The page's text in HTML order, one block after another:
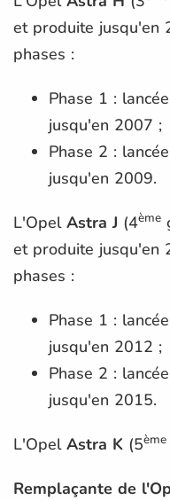
et produite jusqu'en
phases :
Phase 1 :
jusqu'en 2007 ;
Phase 2 :
jusqu'en 2009.
L'Opel Astra J (4ème
et produite jusqu'en
phases :
Phase 1 :
jusqu'en 2012 ;
Phase 2 :
jusqu'en 2015.
L'Opel Astra K (5ème
Remplaçante de